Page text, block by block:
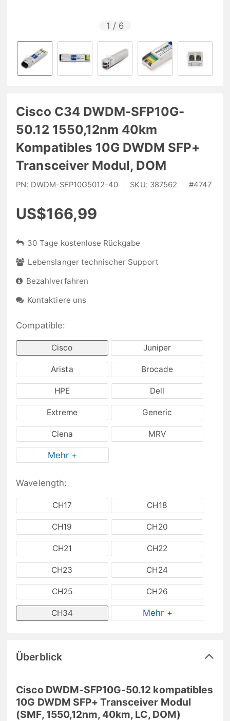
1 / 6
Cisco C34 DWDM-SFP10G-
50.12 1550,12nm 40km
Kompatibles 10G DWDM SFP+
Transceiver Modul, DOM
PN: DWDM-SFP10G5012-40 SKU: 387562 #4747
US$166,99
30 Tage kostenlose Rückgabe
Lebenslanger technischer Support
Bezahlverfahren
Kontaktiere uns
Compatible:
Cisco Juniper
Arista Brocade
HPE Dell
Extreme Generic
Ciena MRV
Mehr +
Wavelength:
CH17 CH18
CH19 CH20
CH21 CH22
CH23 CH24
CH25 CH26
CH34 Mehr +
Überblick
Cisco DWDM-SFP10G-50.12 kompatibles
10G DWDM SFP+ Transceiver Modul
(SMF, 1550,12nm, 40km, LC, DOM)